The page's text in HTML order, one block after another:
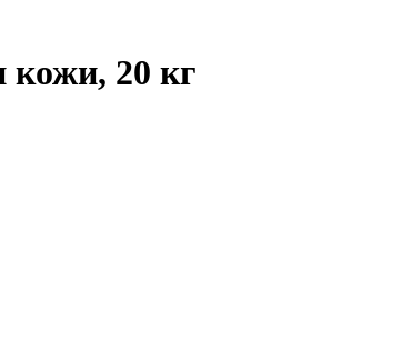
кожи, 20 кг